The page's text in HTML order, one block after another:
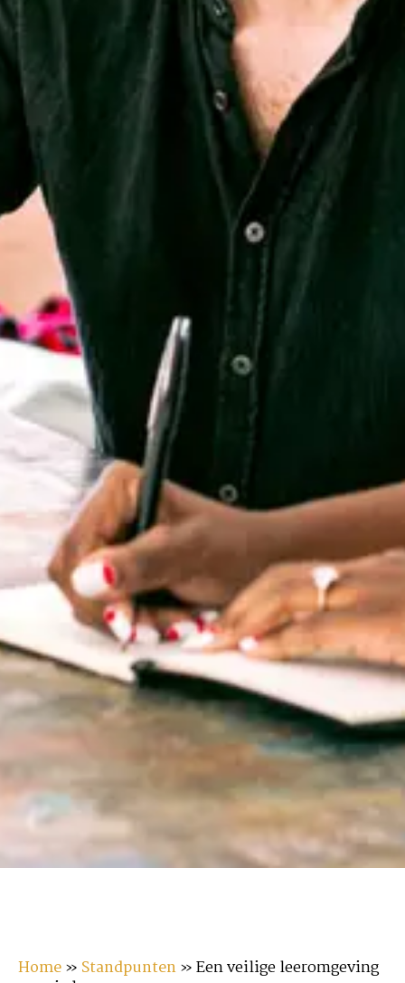
Home» Standpunten»Een veilige leeromgeving